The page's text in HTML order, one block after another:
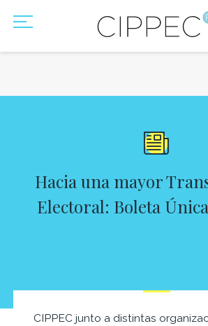
Hacia una mayor
Electoral: Boleta
CIPPEC junto a distintas